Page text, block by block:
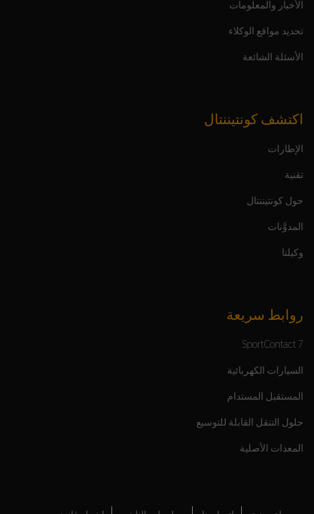
الأخبار والمعلومات
تحديد مواقع الوكلاء
الأسئلة الشائعة
اكتشف كونتيننتال
الإطارات
تقنية
حول كونتيننتال
المدوَّنات
وكيلنا
روابط سريعة
SportContact 7
السيارات الكهربائية
المستقبل المستدام
حلول التنقل القابلة للتوسيع
المعدات الأصلية